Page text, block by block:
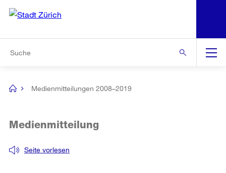
Navigation
[no
Medienmitteilungen 2008–2019
Seite vorlesen
Medienmitteilung